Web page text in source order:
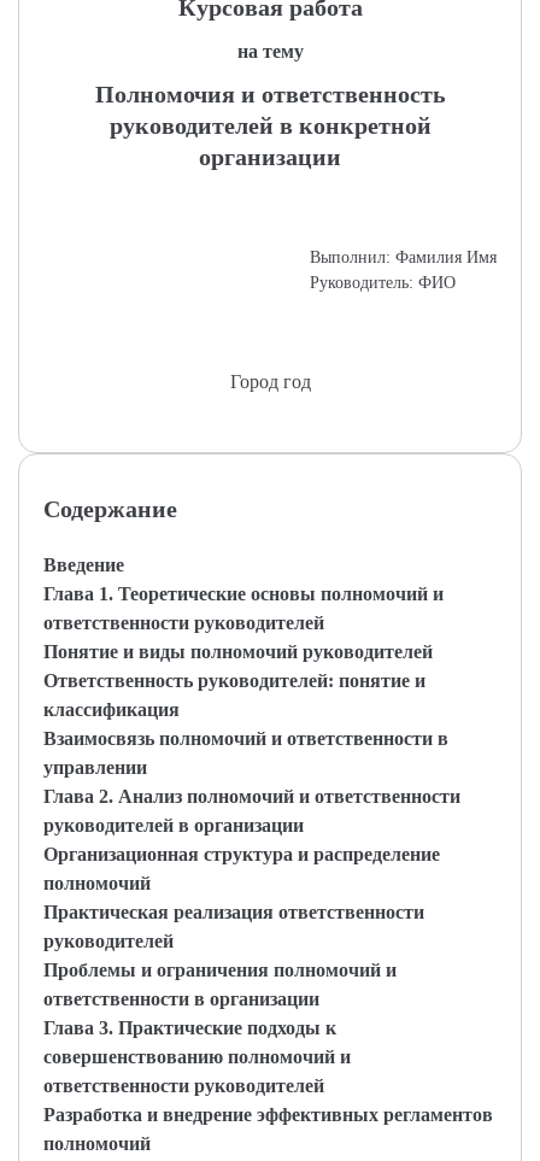
Курсовая работа
на тему
Полномочия и ответственность
руководителей в конкретной
организации
Выполнил: Фамилия Имя
Руководитель: ФИО
Город год
Содержание
Введение
Глава 1. Теоретические основы полномочий и
ответственности руководителей
Понятие и виды полномочий руководителей
Ответственность руководителей: понятие и
классификация
Взаимосвязь полномочий и ответственности в
управлении
Глава 2. Анализ полномочий и ответственности
руководителей в организации
Организационная структура и распределение
полномочий
Практическая реализация ответственности
руководителей
Проблемы и ограничения полномочий и
ответственности в организации
Глава 3. Практические подходы к
совершенствованию полномочий и
ответственности руководителей
Разработка и внедрение эффективных регламентов
полномочий